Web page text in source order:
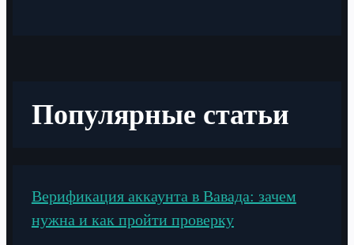
Популярные статьи
Верификация аккаунта в Вавада: зачем
нужна и как пройти проверку